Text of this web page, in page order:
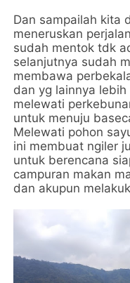
Dan sampailah kita
meneruskan
sudah mentok tdk
selanjutnya sudah
membawa
dan yg lainnya
melewati
untuk menuju
Melewati pohon
ini membuat ngiler
untuk berencana
campuran makan
dan akupun